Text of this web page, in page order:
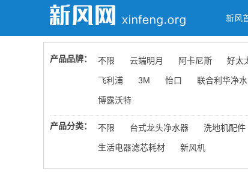
新风
产品品牌： 不限 云端明月 阿卡尼斯 好太
飞利浦 3M 怡口 联合利华净
博露沃特
产品分类： 不限 台式龙头净水器 洗地机配件
生活电器滤芯耗材 新风机